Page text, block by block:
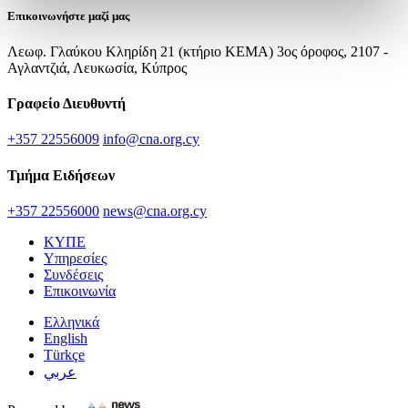
Επικοινωνήστε μαζί μας
Λεωφ. Γλαύκου Κληρίδη 21 (κτήριο ΚΕΜΑ) 3ος όροφος, 2107 -
Αγλαντζιά, Λευκωσία, Κύπρος
Γραφείο Διευθυντή
+357 22556009 info@cna.org.cy
Τμήμα Ειδήσεων
+357 22556000 news@cna.org.cy
ΚΥΠΕ
Υπηρεσίες
Συνδέσεις
Επικοινωνία
Ελληνικά
English
Türkçe
عربي